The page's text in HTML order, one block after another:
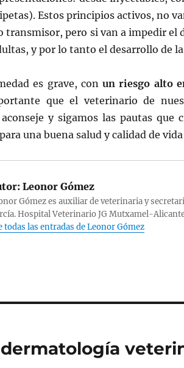
Estos principios activos, no
transmisor, pero si van a impedir el
y por lo tanto el desarrollo de
es grave, conun riesgo alto
que el veterinario de
y sigamos las pautas que
una buena salud y calidad de
Leonor Gómez
Gómez es auxiliar de veterinaria y
Hospital Veterinario JG Mutxamel-
todas las entradas de Leonor Gómez